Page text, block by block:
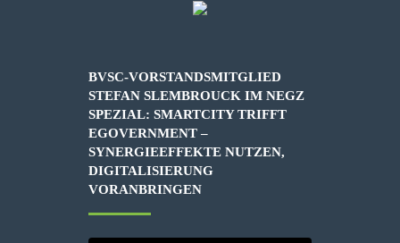
BVSC-VORSTANDSMITGLIED
STEFAN SLEMBROUCK IM NEGZ
SPEZIAL: SMARTCITY TRIFFT
EGOVERNMENT –
SYNERGIEEFFEKTE NUTZEN,
DIGITALISIERUNG
VORANBRINGEN